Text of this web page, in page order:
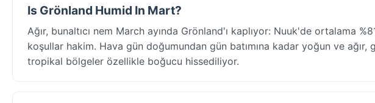
Is Grönland Humid In Mart?
Ağır, bunaltıcı nem March ayında Grönland'ı kaplıyor: Nuuk'de ortalama
koşullar hakim. Hava gün doğumundan gün batımına kadar yoğun ve ağır,
tropikal bölgeler özellikle boğucu hissediliyor.